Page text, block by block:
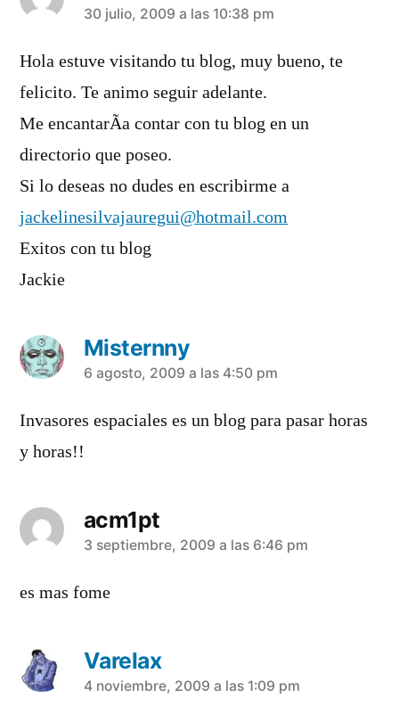
dice:
30 julio, 2009 a las 10:38 pm
Hola estuve visitando tu blog, muy bueno, te
felicito. Te animo seguir adelante.
Me encantarÃ­a contar con tu blog en un
directorio que poseo.
Si lo deseas no dudes en escribirme a
jackelinesilvajauregui@hotmail.com
Exitos con tu blog
Jackie
Misternny
dice:
6 agosto, 2009 a las 4:50 pm
Invasores espaciales es un blog para pasar horas
y horas!!
acm1pt
dice:
3 septiembre, 2009 a las 6:46 pm
es mas fome
Varelax
dice:
4 noviembre, 2009 a las 1:09 pm